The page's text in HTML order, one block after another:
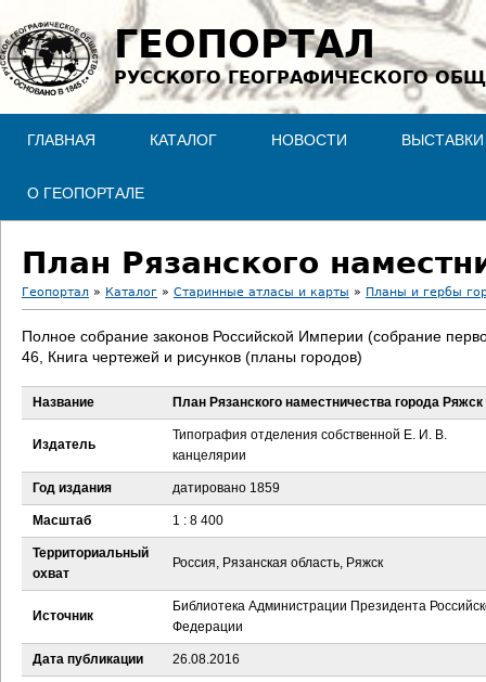
Jump to navigation
ГЕОПОРТАЛ
РУССКОГО ГЕОГРАФИЧЕСКОГО
ГЛАВНАЯ КАТАЛОГ НОВОСТИ ВЫСТАВКИ
О ГЕОПОРТАЛЕ
План Рязанского
В
ы
д
е
с
ь
Геопортал » Каталог » Старинные атласы и карты » Планы и гербы
Полное собрание законов Российской Империи (собрание
46, Книга чертежей и рисунков (планы городов)
Название План Рязанского наместничества города Ряжск
Издатель
Типография отделения собственной Е. И. В.
канцелярии
Год издания датировано 1859
Масштаб 1 : 8 400
Территориальный
охват
Россия, Рязанская область, Ряжск
Источник
Библиотека Администрации Президента
Федерации
Дата публикации 26.08.2016